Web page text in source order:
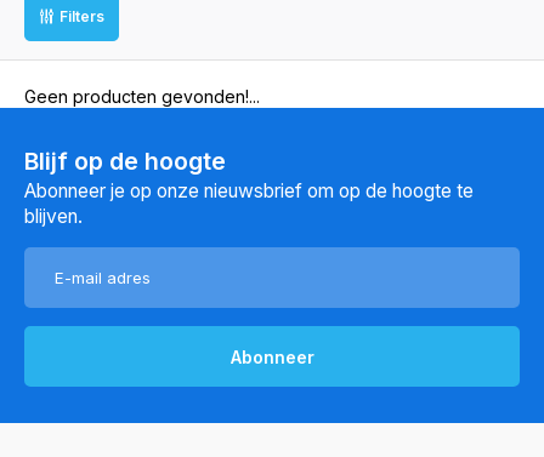
Filters
Geen producten gevonden!...
Blijf op de hoogte
Abonneer je op onze nieuwsbrief om op de hoogte te
blijven.
Abonneer